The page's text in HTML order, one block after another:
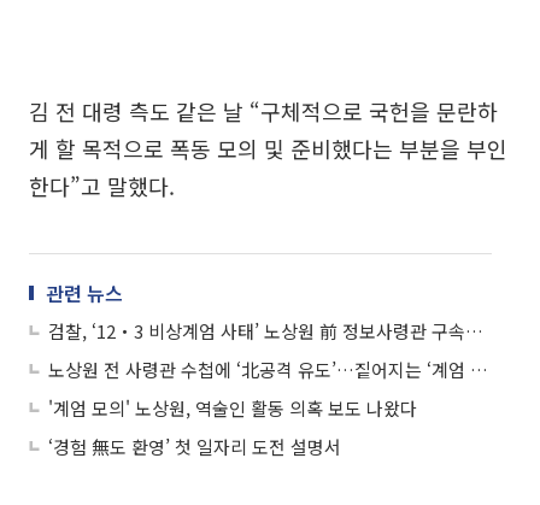
김 전 대령 측도 같은 날 “구체적으로 국헌을 문란하
게 할 목적으로 폭동 모의 및 준비했다는 부분을 부인
한다”고 말했다.
관련 뉴스
검찰, ‘12‧3 비상계엄 사태’ 노상원 前 정보사령관 구속기소
노상원 전 사령관 수첩에 ‘北공격 유도’…짙어지는 ‘계엄 비선’ 의혹
'계엄 모의' 노상원, 역술인 활동 의혹 보도 나왔다
‘경험 無도 환영’ 첫 일자리 도전 설명서